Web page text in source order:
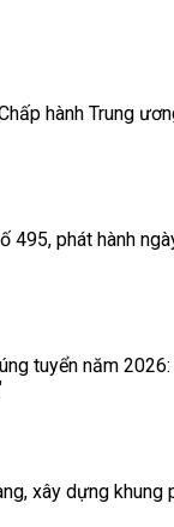
hành Trung
495, phát hành
tuyển năm 2026:
xây dựng khung